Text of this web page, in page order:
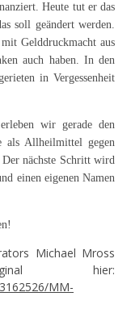
Heute tut er das
soll geändert werden.
Gelddruckmacht aus
auch haben. In den
in Vergessenheit
wir gerade den
als Allheilmittel gegen
nächste Schritt wird
einen eigenen Namen
Michael Mross
hier:
MM-